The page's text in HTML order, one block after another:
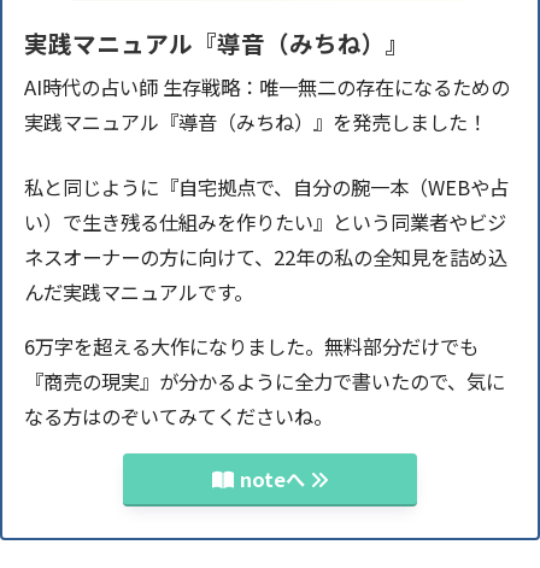
実践マニュアル『導音（みちね）』
AI時代の占い師 生存戦略：唯一無二の存在になるための
実践マニュアル『導音（みちね）』を発売しました！
私と同じように『自宅拠点で、自分の腕一本（WEBや占
い）で生き残る仕組みを作りたい』という同業者やビジ
ネスオーナーの方に向けて、22年の私の全知見を詰め込
んだ実践マニュアルです。
6万字を超える大作になりました。無料部分だけでも
『商売の現実』が分かるように全力で書いたので、気に
なる方はのぞいてみてくださいね。
noteへ